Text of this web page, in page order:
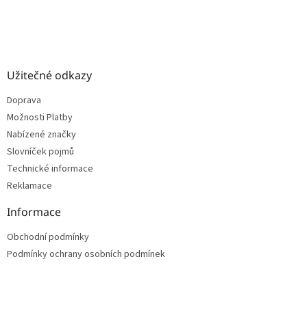
Užitečné odkazy
Doprava
Možnosti Platby
Nabízené značky
Slovníček pojmů
Technické informace
Reklamace
Informace
Obchodní podmínky
Podmínky ochrany osobních podmínek